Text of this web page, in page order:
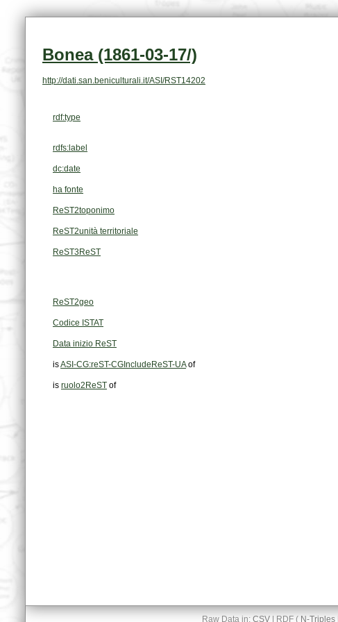
Bonea (1861-03-17/)
http://dati.san.beniculturali.it/ASI/RST14202
rdf:type
rdfs:label
dc:date
ha fonte
ReST2toponimo
ReST2unità territoriale
ReST3ReST
ReST2geo
Codice ISTAT
Data inizio ReST
isASI-CG:reST-CGIncludeReST-UAof
is ruolo2ReST of
Raw Data in: CSV| RDF ( N-Triples